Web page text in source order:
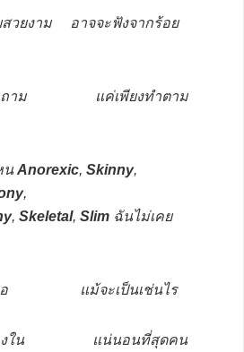
สวยงาม อาจจะฟังจากร้อย
คำถาม แค่เพียงทำตาม
น Anorexic, Skinny,
,
, Skeletal, Slim ฉันไม่เคย
เธอ แม้จะเป็นเช่นไร
ข้างใน แน่นอนที่สุดคน